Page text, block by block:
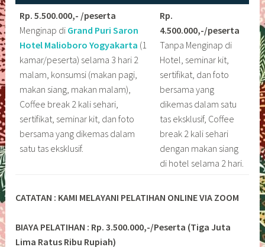
Rp. 5.500.000,- /peserta
Menginap di Grand Puri Saron
Hotel Malioboro Yogyakarta (1
kamar/peserta) selama 3 hari 2
malam, konsumsi (makan pagi,
makan siang, makan malam),
Coffee break 2 kali sehari,
sertifikat, seminar kit, dan foto
bersama yang dikemas dalam
satu tas eksklusif.
Rp.
4.500.000,-/peserta
Tanpa Menginap di
Hotel, seminar kit,
sertifikat, dan foto
bersama yang
dikemas dalam satu
tas eksklusif, Coffee
break 2 kali sehari
dengan makan siang
di hotel selama 2 hari.
CATATAN : KAMI MELAYANI PELATIHAN ONLINE VIA ZOOM
BIAYA PELATIHAN : Rp. 3.500.000,-/Peserta (Tiga Juta
Lima Ratus Ribu Rupiah)